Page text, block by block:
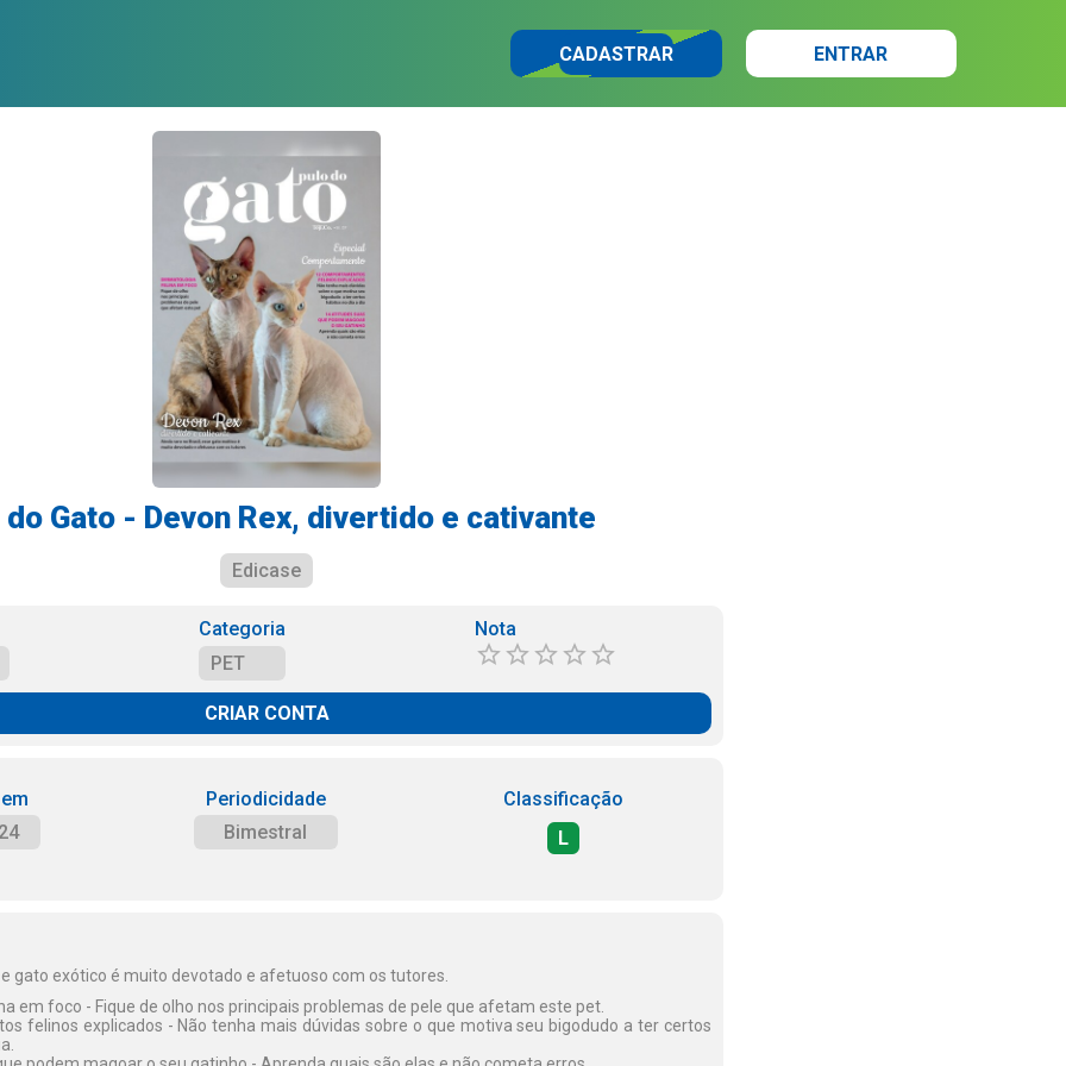
CADASTRAR ENTRAR
do Gato - Devon Rex, divertido e cativante
Edicase
Categoria
PET
Nota
CRIAR CONTA
Periodicidade
Bimestral
Classificação
L
gato exótico é muito devotado e afetuoso com os tutores.
em foco - Fique de olho nos principais problemas de pele que afetam este pet.
felinos explicados - Não tenha mais dúvidas sobre o que motiva seu bigodudo a ter certos